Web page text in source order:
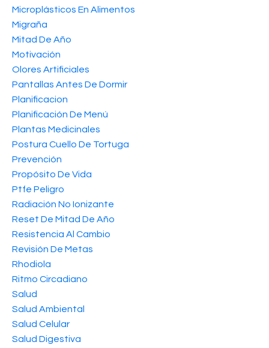
Microplásticos En Alimentos
Migraña
Mitad De Año
Motivación
Olores Artificiales
Pantallas Antes De Dormir
Planificacion
Planificación De Menú
Plantas Medicinales
Postura Cuello De Tortuga
Prevención
Propósito De Vida
Ptfe Peligro
Radiación No Ionizante
Reset De Mitad De Año
Resistencia Al Cambio
Revisión De Metas
Rhodiola
Ritmo Circadiano
Salud
Salud Ambiental
Salud Celular
Salud Digestiva